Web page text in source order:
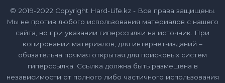
© 2019-2022 Copyright Hard-Life.kz - Все права защищены.
Мы не против любого использования материалов с нашего
сайта, но при указании гиперссылки на источник. При
копировании материалов, для интернет-изданий –
обязательна прямая открытая для поисковых систем
гиперссылка. Ссылка должна быть размещена в
независимости от полного либо частичного использования